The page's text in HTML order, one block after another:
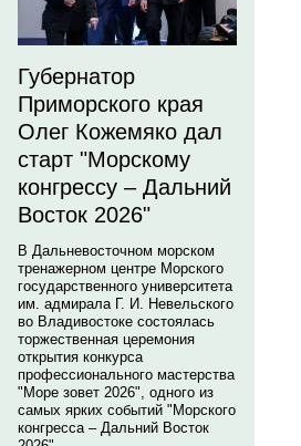
Губернатор
Приморского края
Олег Кожемяко дал
старт "Морскому
конгрессу – Дальний
Восток 2026"
В Дальневосточном морском
тренажерном центре Морского
государственного университета
им. адмирала Г. И. Невельского
во Владивостоке состоялась
торжественная церемония
открытия конкурса
профессионального мастерства
"Море зовет 2026", одного из
самых ярких событий "Морского
конгресса – Дальний Восток